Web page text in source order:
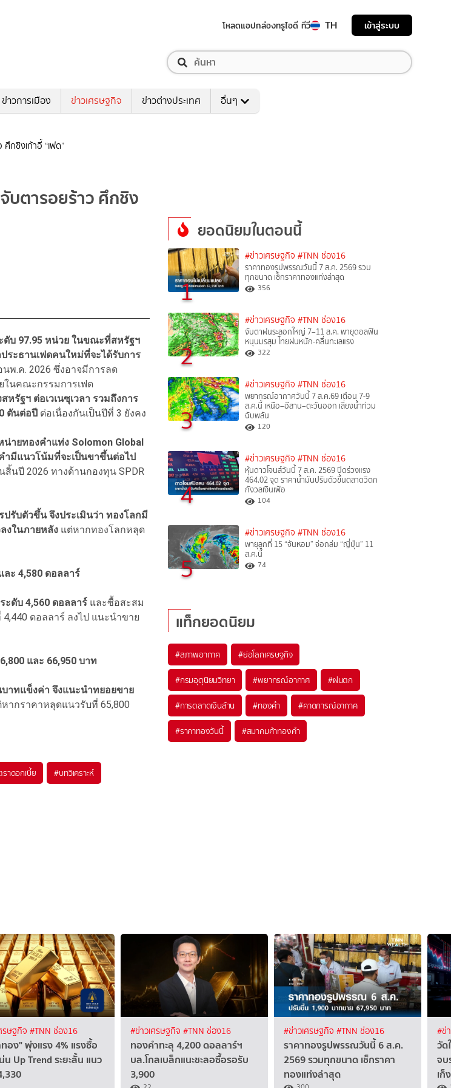
โหลดแอปกล่องทรูไอดี ทีวี TH เข้าสู่ระบบ
ข่าวการเมือง ข่าวเศรษฐกิจ ข่าวต่างประเทศ อื่นๆ
กชิงเก้าอี้ “เฟด”
บตารอยร้าว ศึกชิง
ดับ 97.95 หน่วย ในขณะที่สหรัฐฯ
ะธานเฟดคนใหม่ที่จะได้รับการ
พ.ค. 2026 ซึ่งอาจมีการลด
ในคณะกรรมการเฟด
รัฐฯ ต่อเวเนซุเวลา รวมถึงการ
ตันต่อปี ต่อเนื่องกันเป็นปีที่ 3 ยังคง
ายทองคำแท่ง Solomon Global
ำมีแนวโน้มที่จะเป็นขาขึ้นต่อไป
นปี 2026 ทางด้านกองทุน SPDR
รับตัวขึ้น จึงประเมินว่า ทองโลกมี
งในภายหลัง แต่หากทองโลกหลุด
ละ 4,580 ดอลลาร์
ดับ 4,560 ดอลลาร์ และซื้อสะสม
ดอลลาร์ ลงไป แนะนำขาย
และ 66,950 บาท
าทแข็งค่า จึงแนะนำทยอยขาย
ากราคาหลุดแนวรับที่ 65,800
าดอกเบี้ย #บทวิเคราะห์
ยอดนิยมในตอนนี้
1
#ข่าวเศรษฐกิจ #TNN ช่อง16
ราคาทองรูปพรรณวันนี้ 7 ส.ค. 2569 รวม
ทุกขนาด เช็กราคาทองแท่งล่าสุด
356
2
#ข่าวเศรษฐกิจ #TNN ช่อง16
จับตาฝนระลอกใหญ่ 7–11 ส.ค. พายุดอลฟิน
หนุนมรสุม ไทยฝนหนัก-คลื่นทะเลแรง
322
3
#ข่าวเศรษฐกิจ #TNN ช่อง16
พยากรณ์อากาศวันนี้ 7 ส.ค.69 เตือน 7-9
ส.ค.นี้ เหนือ–อีสาน–ตะวันออก เสี่ยงน้ำท่วม
ฉับพลัน
120
4
#ข่าวเศรษฐกิจ #TNN ช่อง16
หุ้นดาวโจนส์วันนี้ 7 ส.ค. 2569 ปิดร่วงแรง
464.02 จุด ราคาน้ำมันปรับตัวขึ้นตลาดวิตก
กังวลเงินเฟ้อ
104
5
#ข่าวเศรษฐกิจ #TNN ช่อง16
พายุลูกที่ 15 “จันหอม” จ่อถล่ม “ญี่ปุ่น” 11
ส.ค.นี้
74
แท็กยอดนิยม
#สภาพอากาศ #ย่อโลกเศรษฐกิจ
#กรมอุตุนิยมวิทยา #พยากรณ์อากาศ #ฝนตก
#การตลาดเงินล้าน #ทองคำ #คาดการณ์อากาศ
#ราคาทองวันนี้ #สมาคมค้าทองคำ
รษฐกิจ #TNN ช่อง16
อง" พุ่งแรง 4% แรงซื้อ
น Up Trend ระยะสั้น แนว
#ข่าวเศรษฐกิจ #TNN ช่อง16
ทองคำทะลุ 4,200 ดอลลาร์ฯ
บล.โกลเบล็กแนะชะลอซื้อรอรับ
3,900
#ข่าวเศรษฐกิจ #TNN ช่อง16
ราคาทองรูปพรรณวันนี้ 6 ส.ค.
2569 รวมทุกขนาด เช็กราคา
ทองแท่งล่าสุด
#ข่
วัด
จ
เก็